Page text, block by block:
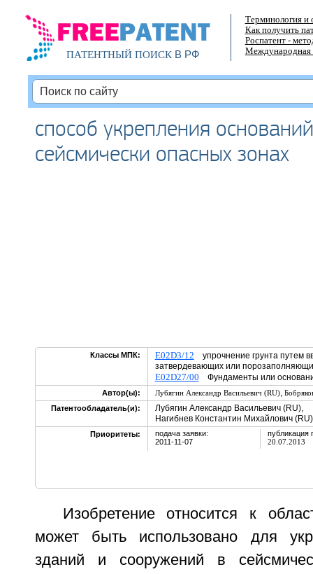
ПАТЕНТНЫЙ ПОИСКВ РФ
Терминология и
Как получить
Роспатент -
Международная
способ укрепления
сейсмически опасных зонах
Классы МПК: E02D3/12 упрочнение грунта путем
затвердевающих или
E02D27/00 Фундаменты или
Автор(ы): Лубягин Александр Васильевич (RU),
Патентообладатель(и):
Лубягин Александр Васильевич (RU),
Нагибнев Константин Михайлович (RU)
Приоритеты:
подача заявки:
2011-11-07
публикация
20.07.2013
Изобретение относится к
может быть использовано для
зданий и сооружений в